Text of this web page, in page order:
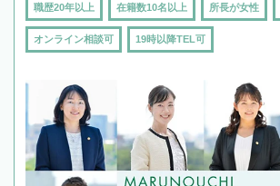
職歴20年以上 在籍数10名以上 所長が女性
オンライン相談可 19時以降TEL可